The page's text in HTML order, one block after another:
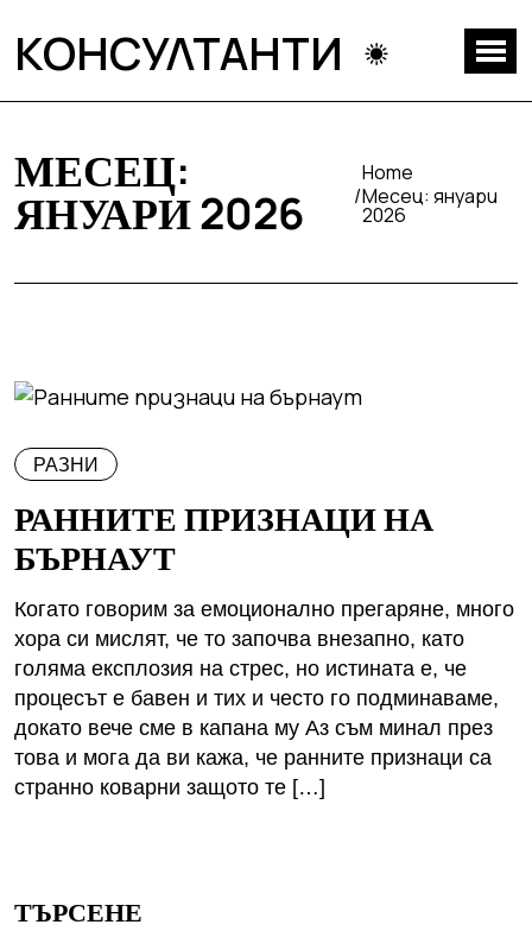
КОНСУЛТАНТИ
МЕСЕЦ:
ЯНУАРИ 2026
Home
Месец: януари
2026
РАЗНИ
РАННИТЕ ПРИЗНАЦИ НА
БЪРНАУТ
Когато говорим за емоционално прегаряне, много
хора си мислят, че то започва внезапно, като
голяма експлозия на стрес, но истината е, че
процесът е бавен и тих и често го подминаваме,
докато вече сме в капана му Аз съм минал през
това и мога да ви кажа, че ранните признаци са
странно коварни защото те […]
ТЪРСЕНЕ